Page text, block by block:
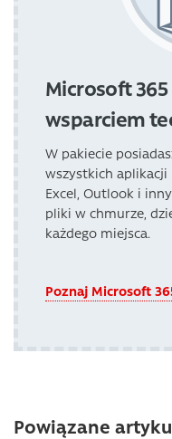
Microsoft
wsparciem
W pakiecie
wszystkich
Excel, Outlook i
pliki w chmurze,
każdego miejsca.
Poznaj Microsoft
Powiązane